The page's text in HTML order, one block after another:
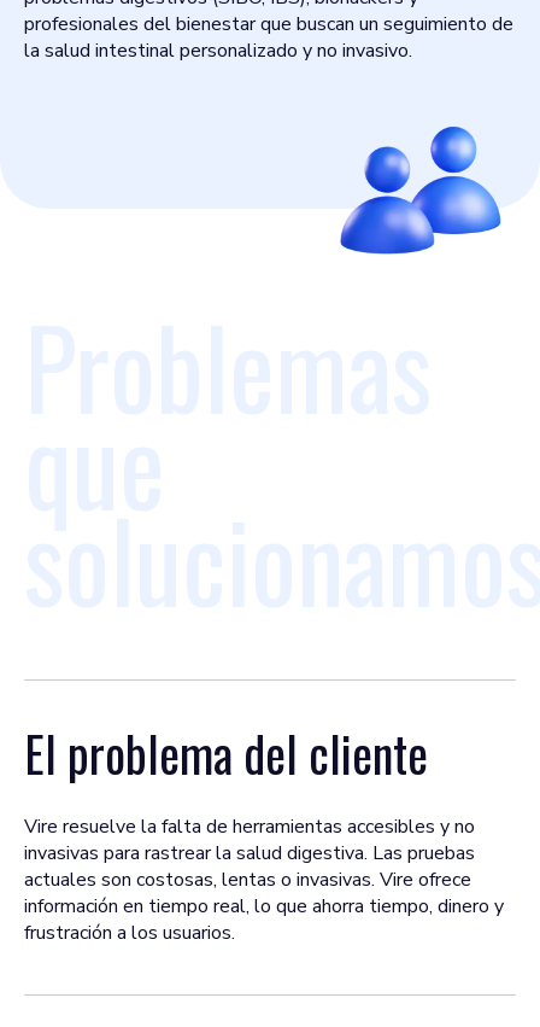
profesionales del bienestar que buscan un seguimiento de
la salud intestinal personalizado y no invasivo.
El problema del cliente
Vire resuelve la falta de herramientas accesibles y no
invasivas para rastrear la salud digestiva. Las pruebas
actuales son costosas, lentas o invasivas. Vire ofrece
información en tiempo real, lo que ahorra tiempo, dinero y
frustración a los usuarios.